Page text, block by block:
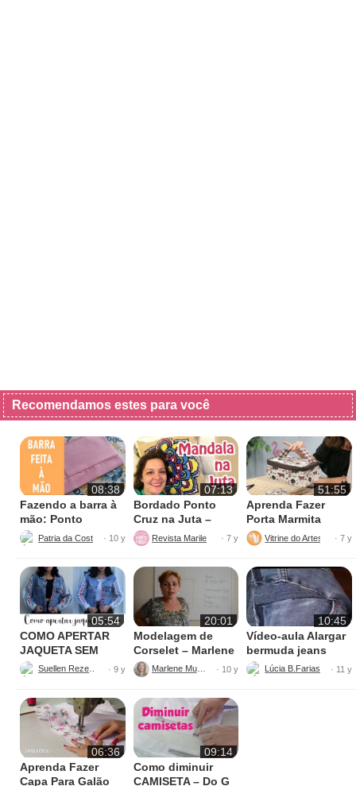
Recomendamos estes para você
08:38
Fazendo a barra à
mão: Ponto
escondido
· 10 y
07:13
Bordado Ponto
Cruz na Juta –
Fácil de Fazer
Revista Marileny Ponto Cruz
· 7 y
51:55
Aprenda Fazer
Porta Marmita
Térmica
Vitrine do Artesanato
· 7 y
05:54
COMO APERTAR
JAQUETA SEM
MÁQUINA
Suellen Rezende · 9 y
20:01
Modelagem de
Corselet – Marlene
Mukai
Marlene Mukai · 10 y
10:45
Vídeo-aula Alargar
bermuda jeans
parte 1
· 11 y
06:36
Aprenda Fazer
Capa Para Galão
09:14
Como diminuir
CAMISETA – Do G